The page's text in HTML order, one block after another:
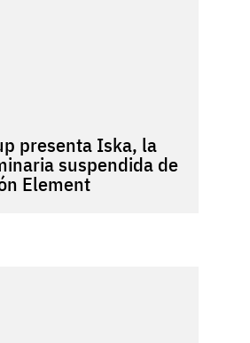
presenta Iska, la
suspendida de
Element